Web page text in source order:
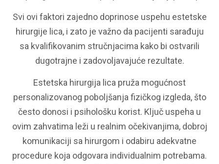
Svi ovi faktori zajedno doprinose uspehu estetske
hirurgije lica, i zato je važno da pacijenti sarađuju
sa kvalifikovanim stručnjacima kako bi ostvarili
dugotrajne i zadovoljavajuće rezultate.
Estetska hirurgija lica pruža mogućnost
personalizovanog poboljšanja fizičkog izgleda, što
često donosi i psihološku korist. Ključ uspeha u
ovim zahvatima leži u realnim očekivanjima, dobroj
komunikaciji sa hirurgom i odabiru adekvatne
procedure koja odgovara individualnim potrebama.